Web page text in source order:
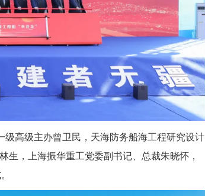
高级主办曾卫民，天海防务船海工程研究设计
生，上海振华重工党委副书记、总裁朱晓怀，